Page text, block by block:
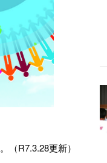
（R7.3.28更新）